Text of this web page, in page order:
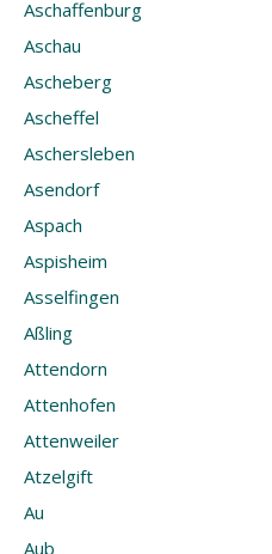
Aschaffenburg
Aschau
Ascheberg
Ascheffel
Aschersleben
Asendorf
Aspach
Aspisheim
Asselfingen
Aßling
Attendorn
Attenhofen
Attenweiler
Atzelgift
Au
Aub